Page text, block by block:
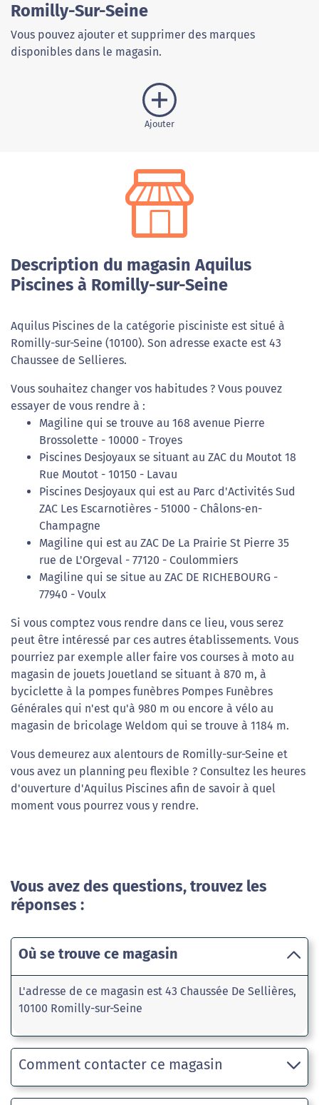
Romilly-Sur-Seine
Vous pouvez ajouter et supprimer des marques
disponibles dans le magasin.
Ajouter
Description du magasin Aquilus
Piscines à Romilly-sur-Seine
Aquilus Piscines de la catégorie pisciniste est situé à
Romilly-sur-Seine (10100). Son adresse exacte est 43
Chaussee de Sellieres.
Vous souhaitez changer vos habitudes ? Vous pouvez
essayer de vous rendre à :
Magiline qui se trouve au 168 avenue Pierre
Brossolette - 10000 - Troyes
Piscines Desjoyaux se situant au ZAC du Moutot 18
Rue Moutot - 10150 - Lavau
Piscines Desjoyaux qui est au Parc d'Activités Sud
ZAC Les Escarnotières - 51000 - Châlons-en-
Champagne
Magiline qui est au ZAC De La Prairie St Pierre 35
rue de L'Orgeval - 77120 - Coulommiers
Magiline qui se situe au ZAC DE RICHEBOURG -
77940 - Voulx
Si vous comptez vous rendre dans ce lieu, vous serez
peut être intéressé par ces autres établissements. Vous
pourriez par exemple aller faire vos courses à moto au
magasin de jouets Jouetland se situant à 870 m, à
byciclette à la pompes funèbres Pompes Funèbres
Générales qui n'est qu'à 980 m ou encore à vélo au
magasin de bricolage Weldom qui se trouve à 1184 m.
Vous demeurez aux alentours de Romilly-sur-Seine et
vous avez un planning peu flexible ? Consultez les heures
d'ouverture d'Aquilus Piscines afin de savoir à quel
moment vous pourrez vous y rendre.
Vous avez des questions, trouvez les
réponses :
Où se trouve ce magasin
L'adresse de ce magasin est 43 Chaussée De Sellières,
10100 Romilly-sur-Seine
Comment contacter ce magasin